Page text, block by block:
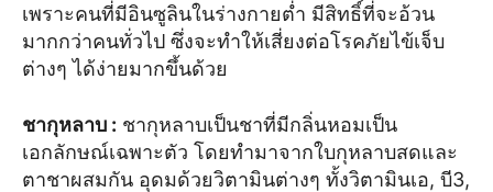
เพราะคนที่มีอินซูลินในร่างกายต่ำ มีสิทธิ์ที่จะอ้วน
มากกว่าคนทั่วไป ซึ่งจะทำให้เสี่ยงต่อโรคภัยไข้เจ็บ
ต่างๆ ได้ง่ายมากขึ้นด้วย
ชากุหลาบ : ชากุหลาบเป็นชาที่มีกลิ่นหอมเป็น
เอกลักษณ์เฉพาะตัว โดยทำมาจากใบกุหลาบสดและ
ตาชาผสมกัน อุดมด้วยวิตามินต่างๆ ทั้งวิตามินเอ, บี3,